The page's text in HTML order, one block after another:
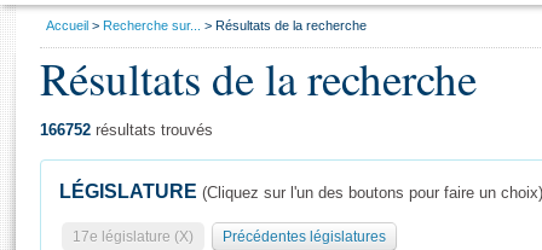
Général
Vous
Accueil Recherche sur... Résultats de la recherche
Résultats de la recherche
166752 résultats trouvés
LÉGISLATURE (Cliquez sur l'un des boutons pour faire un choix)
17e législature (X) Précédentes législatures